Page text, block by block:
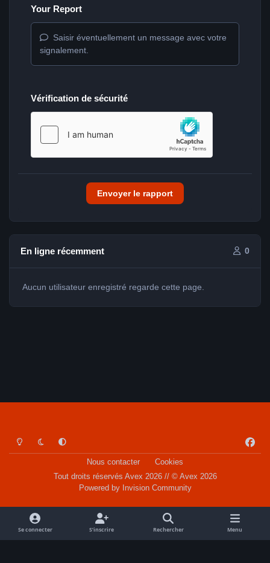
Your Report
Saisir éventuellement un message avec votre
signalement.
Vérification de sécurité
Envoyer le rapport
En ligne récemment 0
Aucun utilisateur enregistré regarde cette page.
Light ModeDark ModeSystem Preference
a
o
k
Nous contacter
Cookies
Tout droits réservés Avex 2026 // © Avex 2026
Powered by Invision Community
Se connecter S’inscrire Rechercher Menu